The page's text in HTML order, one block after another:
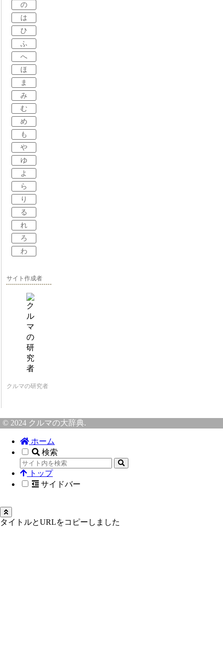
の
は
ひ
ふ
へ
ほ
ま
み
む
め
も
や
ゆ
よ
ら
り
る
れ
ろ
わ
サイト作成者
クルマの研究者
© 2024 クルマの大辞典.
ホーム
検索
トップ
サイドバー
タイトルとURLをコピーしました